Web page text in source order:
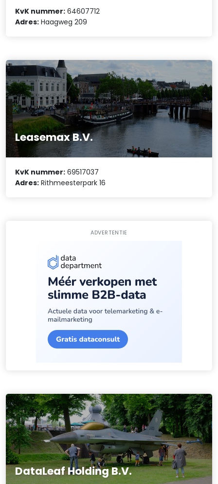
KvK nummer: 64607712
Adres: Haagweg 209
Leasemax B.V.
KvK nummer: 69517037
Adres: Rithmeesterpark 16
ADVERTENTIE
DataLeaf Holding B.V.